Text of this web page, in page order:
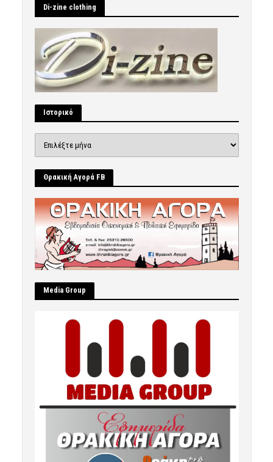
Di-zine clothing
Ιστορικό
Θρακική Αγορά FB
Μedia Group